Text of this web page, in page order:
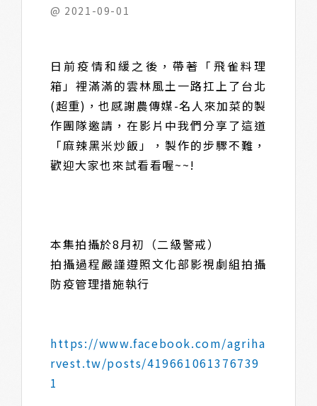
@ 2021-09-01
日前疫情和緩之後，帶著「飛雀料理
箱」裡滿滿的雲林風土一路扛上了台北
(超重)，也感謝農傳媒-名人來加菜的製
作團隊邀請，在影片中我們分享了這道
「麻辣黑米炒飯」，製作的步驟不難，
歡迎大家也來試看看喔~~!
本集拍攝於8月初（二級警戒）
拍攝過程嚴謹遵照文化部影視劇組拍攝
防疫管理措施執行
https://www.facebook.com/agriha
rvest.tw/posts/419661061376739
1